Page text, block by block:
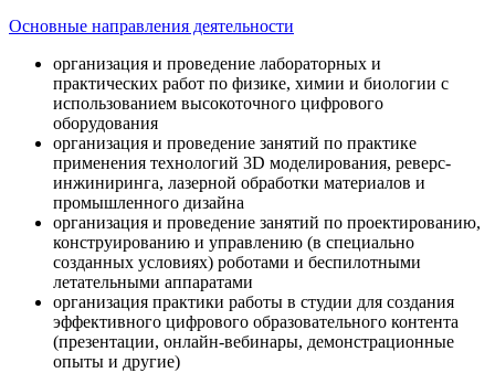
Основные направления деятельности
организация и проведение лабораторных и
практических работ по физике, химии и биологии с
использованием высокоточного цифрового
оборудования
организация и проведение занятий по практике
применения технологий 3D моделирования, реверс-
инжиниринга, лазерной обработки материалов и
промышленного дизайна
организация и проведение занятий по проектированию,
конструированию и управлению (в специально
созданных условиях) роботами и беспилотными
летательными аппаратами
организация практики работы в студии для создания
эффективного цифрового образовательного контента
(презентации, онлайн-вебинары, демонстрационные
опыты и другие)